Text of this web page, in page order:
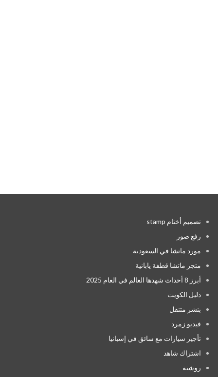
تصميم أختام stamp
رفع صور
مورد ماتشا في السعودية
متجر ماتشا قطفة يابانية
أبرز 8 أحداث شهدها العالم في العام 2025
دليل الكويت
بنشر متنقل
فيديو زمرد
تأجير سيارات مع سائق في إسبانيا
اشتراك شاهد
روشتة